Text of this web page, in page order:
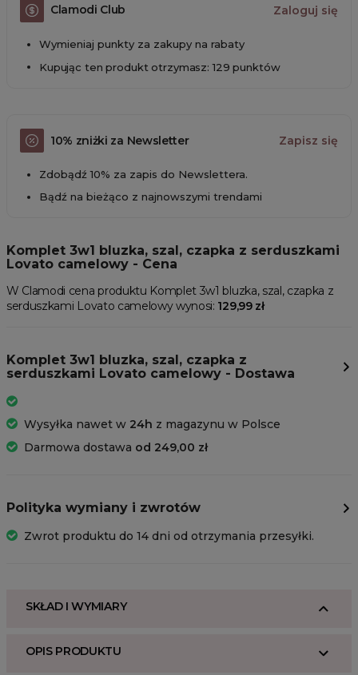
Clamodi Club Zaloguj się
Wymieniaj punkty za zakupy na rabaty
Kupując ten produkt otrzymasz: 129 punktów
10% zniżki za Newsletter Zapisz się
Zdobądź 10% za zapis do Newslettera.
Bądź na bieżąco z najnowszymi trendami
Komplet 3w1 bluzka, szal, czapka z serduszkami
Lovato camelowy - Cena
W Clamodi cena produktu Komplet 3w1 bluzka, szal, czapka z
serduszkami Lovato camelowy wynosi: 129,99 zł
Komplet 3w1 bluzka, szal, czapka z
serduszkami Lovato camelowy - Dostawa
Wysyłka nawet w 24h z magazynu w Polsce
Darmowa dostawa od 249,00 zł
Polityka wymiany i zwrotów
Zwrot produktu do 14 dni od otrzymania przesyłki.
SKŁAD I WYMIARY
OPIS PRODUKTU